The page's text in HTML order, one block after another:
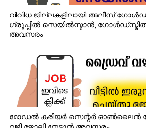
വിവിധ ജില്ലകളിലായി അലീസ്
ഗ്രൂപ്പിൽ സെയിൽസ്മാൻ,
അവസരം
മോഡൽ കരിയർ സെന്റർ